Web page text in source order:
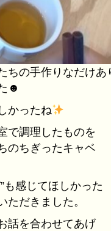
ちの手作りなだけあ
☻
かったね
で調理したものを
のちぎったキャベ
も感じてほしかった
ただきました。
話を合わせてあげ